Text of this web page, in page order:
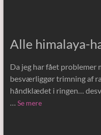
Alle himalaya-
Da jeg har fået problemer
besværliggør trimning af
håndklædet i ringen…
… Se mere